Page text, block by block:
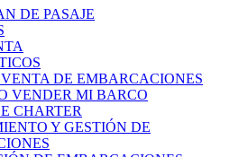
DE PASAJE
DE EMBARCACIONES
VENDER MI BARCO
CHARTER
Y GESTIÓN DE